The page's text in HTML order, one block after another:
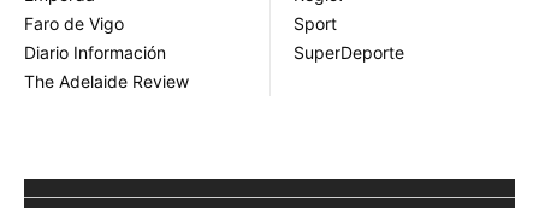
Faro de Vigo
Diario Información
The Adelaide Review
Sport
SuperDeporte